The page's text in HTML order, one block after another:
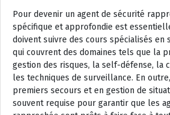
Pour devenir un agent de sécurité
spécifique et approfondie est
doivent suivre des cours spécialisés en
qui couvrent des domaines tels que la
gestion des risques, la self-défense, la
les techniques de surveillance. En
premiers secours et en gestion de
souvent requise pour garantir que les